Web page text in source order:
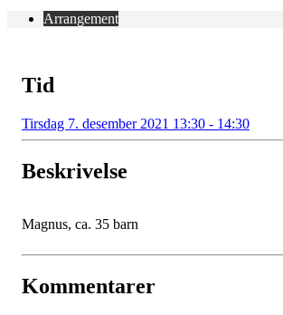
Arrangement
Tid
Tirsdag 7. desember 2021 13:30 - 14:30
Beskrivelse
Magnus, ca. 35 barn
Kommentarer